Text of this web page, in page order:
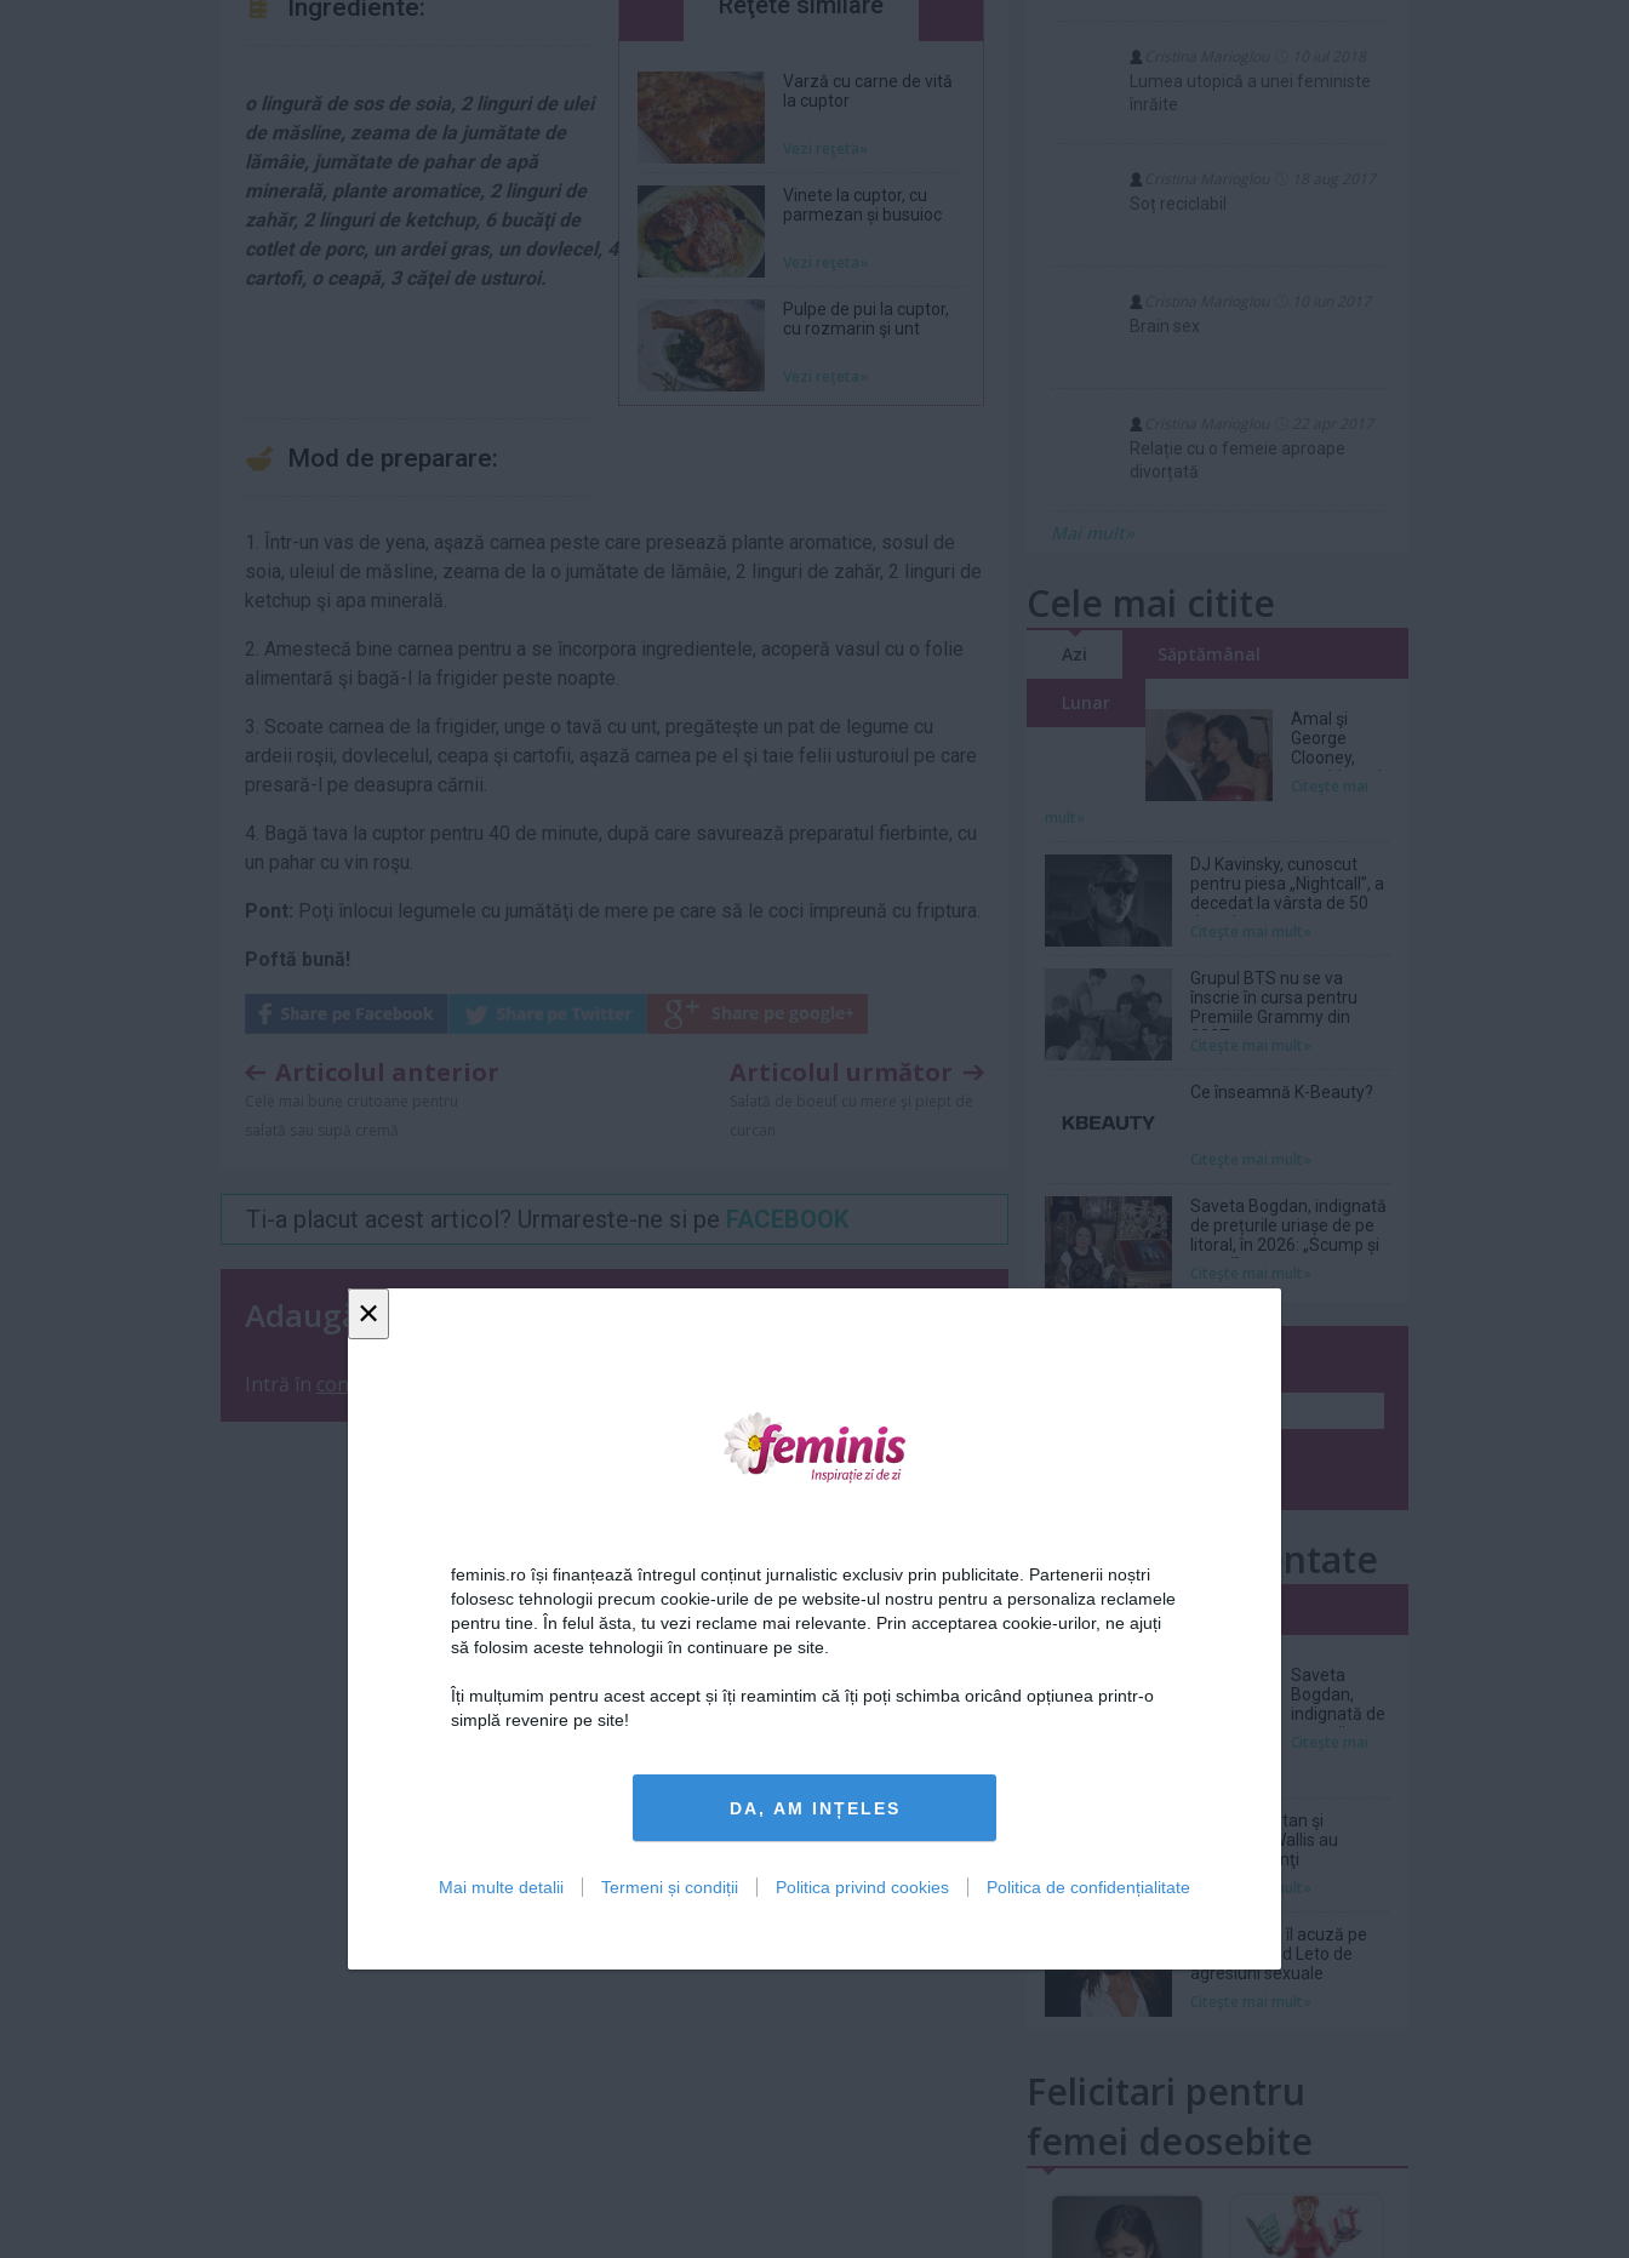
×
feminis.ro își finanțează întregul conținut jurnalistic exclusiv prin publicitate. Partenerii noștri
folosesc tehnologii precum cookie-urile de pe website-ul nostru pentru a personaliza reclamele
pentru tine. În felul ăsta, tu vezi reclame mai relevante. Prin acceptarea cookie-urilor, ne ajuți
să folosim aceste tehnologii în continuare pe site.
Îți mulțumim pentru acest accept și îți reamintim că îți poți schimba oricând opțiunea printr-o
simplă revenire pe site!
DA, AM INȚELES
Mai multe detalii Termeni și condiții Politica privind cookies Politica de confidențialitate
Varză cu carne de vită
la cuptor
Vezi reţeta»
Vinete la cuptor, cu
parmezan și busuioc
Vezi reţeta»
Pulpe de pui la cuptor,
cu rozmarin şi unt
Vezi reţeta»
Ingrediente:
o lingură de sos de soia, 2 linguri de ulei
de măsline, zeama de la jumătate de
lămâie, jumătate de pahar de apă
minerală, plante aromatice, 2 linguri de
zahăr, 2 linguri de ketchup, 6 bucăţi de
cotlet de porc, un ardei gras, un dovlecel, 4
cartofi, o ceapă, 3 căţei de usturoi.
Mod de preparare:
1. Într-un vas de yena, aşază carnea peste care presează plante aromatice, sosul de
soia, uleiul de măsline, zeama de la o jumătate de lămâie, 2 linguri de zahăr, 2 linguri de
ketchup şi apa minerală.
2. Amestecă bine carnea pentru a se încorpora ingredientele, acoperă vasul cu o folie
alimentară şi bagă-l la frigider peste noapte.
3. Scoate carnea de la frigider, unge o tavă cu unt, pregăteşte un pat de legume cu
ardeii roşii, dovlecelul, ceapa şi cartofii, aşază carnea pe el şi taie felii usturoiul pe care
presară-l pe deasupra cărnii.
4. Bagă tava la cuptor pentru 40 de minute, după care savurează preparatul fierbinte, cu
un pahar cu vin roşu.
Pont: Poţi înlocui legumele cu jumătăţi de mere pe care să le coci împreună cu friptura.
Poftă bună!
Articolul anterior Articolul următor
Ti-a placut acest articol? Urmareste-ne si pe FACEBOOK
Adaugă un comentariu
Intră în contul tău
Lumea utopică a unei feministe
înrăite
Soț reciclabil
Brain sex
Relație cu o femeie aproape
divorțată
Mai mult»
Cele mai citite
Azi Săptămânal
Lunar
Amal şi
George
Clooney,
nevoiţi să-şi
părăsească
incendiilor
Citeşte mai
mult»
DJ Kavinsky, cunoscut
pentru piesa „Nightcall”, a
decedat la vârsta de 50
de ani
Citeşte mai mult»
Grupul BTS nu se va
înscrie în cursa pentru
Premiile Grammy din
2027
Citeşte mai mult»
Ce înseamnă K-Beauty?
Citeşte mai mult»
Saveta Bogdan, indignată
de prețurile uriașe de pe
litoral, în 2026: „Scump și
prost!”
Citeşte mai mult»
Cele mai comentate
Azi Săptămânal
Saveta
Bogdan,
indignată de
prețurile
uriașe de pe
„Scump și
prost!”
Citeşte mai
Sebastian Stan şi
Annabelle Wallis au
devenit părinţi
Citeşte mai mult»
Patru femei îl acuză pe
actorul Jared Leto de
agresiuni sexuale
Citeşte mai mult»
Felicitari pentru
femei deosebite